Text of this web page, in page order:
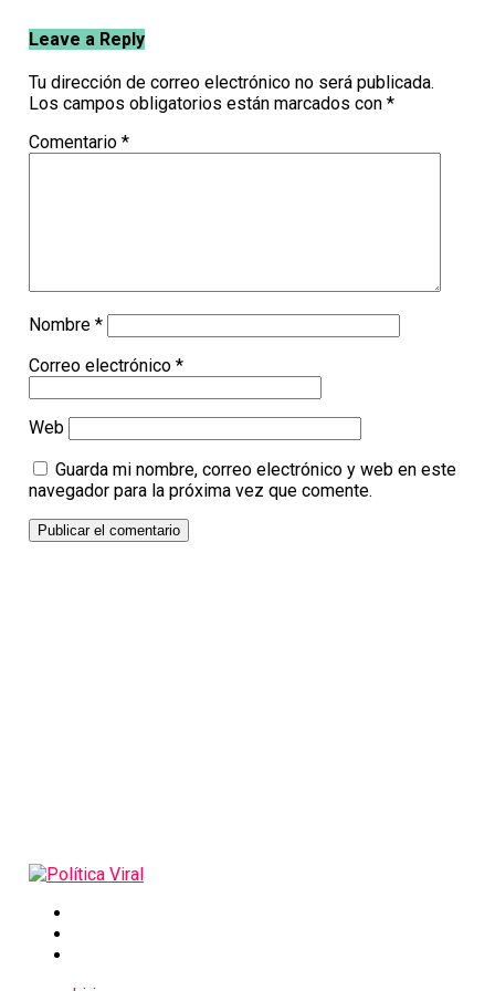
Leave a Reply
Tu dirección de correo electrónico no será publicada.
Los campos obligatorios están marcados con *
Comentario *
Nombre *
Correo electrónico *
Web
Guarda mi nombre, correo electrónico y web en este
navegador para la próxima vez que comente.